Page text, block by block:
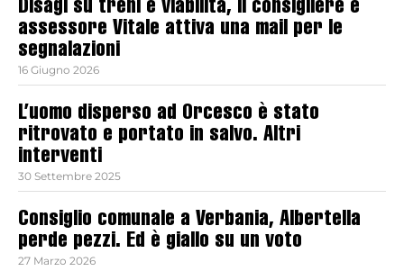
Disagi su treni e viabilità, il consigliere e
assessore Vitale attiva una mail per le
segnalazioni
16 Giugno 2026
L’uomo disperso ad Orcesco è stato
ritrovato e portato in salvo. Altri
interventi
30 Settembre 2025
Consiglio comunale a Verbania, Albertella
perde pezzi. Ed è giallo su un voto
27 Marzo 2026